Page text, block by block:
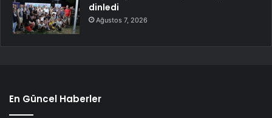
dinledi
Ağustos 7, 2026
En Güncel Haberler